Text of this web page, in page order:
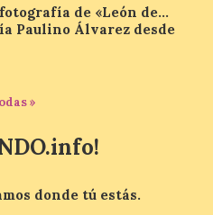
descanso
de firmas
en el
exclusivos
de La
qué
de «León de…
Paulino Álvarez desde
»
donde tú estás.